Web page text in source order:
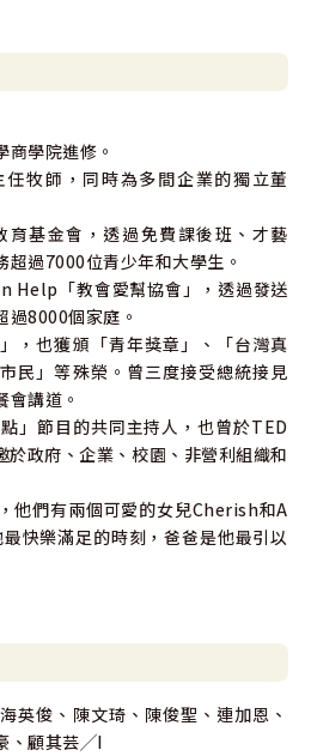
公司總經理
，讓人一看就會產生去做的動力！
影響即將擁有的深刻感受。
辦人
新一代牧者領袖，他所寫的從尼希
看性。願台灣興起許多尼希米，而
會主任牧師
商學院進修。
牧師，同時為多間企業的獨立董
育基金會，透過免費課後班、才藝
超過7000位青少年和大學生。
Help「教會愛幫協會」，透過發送
過8000個家庭。
，也獲頒「青年獎章」、「台灣真
民」等殊榮。曾三度接受總統接見
會講道。
」節目的共同主持人，也曾於TED
政府、企業、校園、非營利組織和
他們有兩個可愛的女兒Cherish和A
快樂滿足的時刻，爸爸是他最引以
英俊、陳文琦、陳俊聖、連加恩、
、顧其芸╱I